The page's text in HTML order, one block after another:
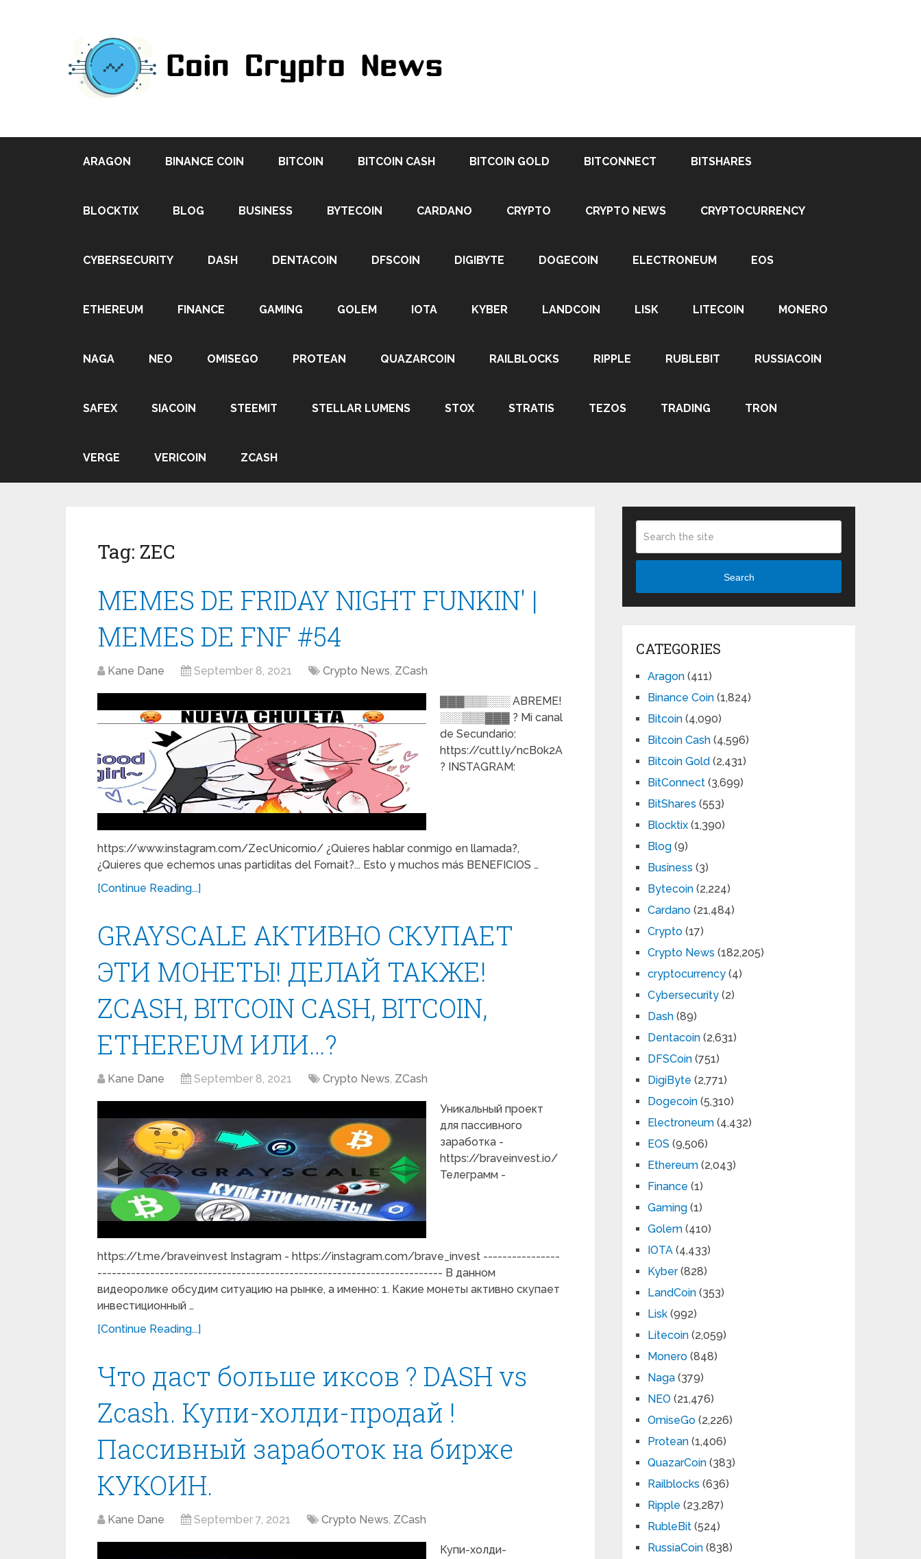
ARAGON BINANCE COIN BITCOIN BITCOIN CASH BITCOIN GOLD BITCONNECT BITSHARES
BLOCKTIX BLOG BUSINESS BYTECOIN CARDANO CRYPTO CRYPTO NEWS CRYPTOCURRENCY
CYBERSECURITY DASH DENTACOIN DFSCOIN DIGIBYTE DOGECOIN ELECTRONEUM EOS
ETHEREUM FINANCE GAMING GOLEM IOTA KYBER LANDCOIN LISK LITECOIN MONERO
NAGA NEO OMISEGO PROTEAN QUAZARCOIN RAILBLOCKS RIPPLE RUBLEBIT RUSSIACOIN
SAFEX SIACOIN STEEMIT STELLAR LUMENS STOX STRATIS TEZOS TRADING TRON
VERGE VERICOIN ZCASH
Tag: ZEC
MEMES DE FRIDAY NIGHT FUNKIN' |
MEMES DE FNF #54
Kane Dane September 8, 2021 Crypto News, ZCash
▓▓▓▒▒▒░░░ ABREME!
░░░▒▒▒▓▓▓ ? Mi canal
de Secundario:
https://cutt.ly/ncB0k2A
? INSTAGRAM:
https://www.instagram.com/ZecUnicornio/ ¿Quieres hablar conmigo en llamada?,
¿Quieres que echemos unas partiditas del Fornait?... Esto y muchos más BENEFICIOS …
[Continue Reading...]
GRAYSCALE АКТИВНО СКУПАЕТ
ЭТИ МОНЕТЫ! ДЕЛАЙ ТАКЖЕ!
ZCASH, BITCOIN CASH, BITCOIN,
ETHEREUM ИЛИ…?
Kane Dane September 8, 2021 Crypto News, ZCash
Уникальный проект
для пассивного
заработка -
https://braveinvest.io/
Телеграмм -
https://t.me/braveinvest Instagram - https://instagram.com/brave_invest ----------------
------------------------------------------------------------------------ В данном
видеоролике обсудим ситуацию на рынке, а именно: 1. Какие монеты активно скупает
инвестиционный …
[Continue Reading...]
Что даст больше иксов ? DASH vs
Zcash. Купи-холди-продай !
Пассивный заработок на бирже
КУКОИН.
Kane Dane September 7, 2021 Crypto News, ZCash
Купи-холди-
Search
CATEGORIES
Aragon (411)
Binance Coin (1,824)
Bitcoin (4,090)
Bitcoin Cash (4,596)
Bitcoin Gold (2,431)
BitConnect (3,699)
BitShares (553)
Blocktix (1,390)
Blog (9)
Business (3)
Bytecoin (2,224)
Cardano (21,484)
Crypto (17)
Crypto News (182,205)
cryptocurrency (4)
Cybersecurity (2)
Dash (89)
Dentacoin (2,631)
DFSCoin (751)
DigiByte (2,771)
Dogecoin (5,310)
Electroneum (4,432)
EOS (9,506)
Ethereum (2,043)
Finance (1)
Gaming (1)
Golem (410)
IOTA (4,433)
Kyber(828)
LandCoin (353)
Lisk (992)
Litecoin (2,059)
Monero (848)
Naga (379)
NEO (21,476)
OmiseGo (2,226)
Protean (1,406)
QuazarCoin (383)
Railblocks (636)
Ripple (23,287)
RubleBit (524)
RussiaCoin (838)